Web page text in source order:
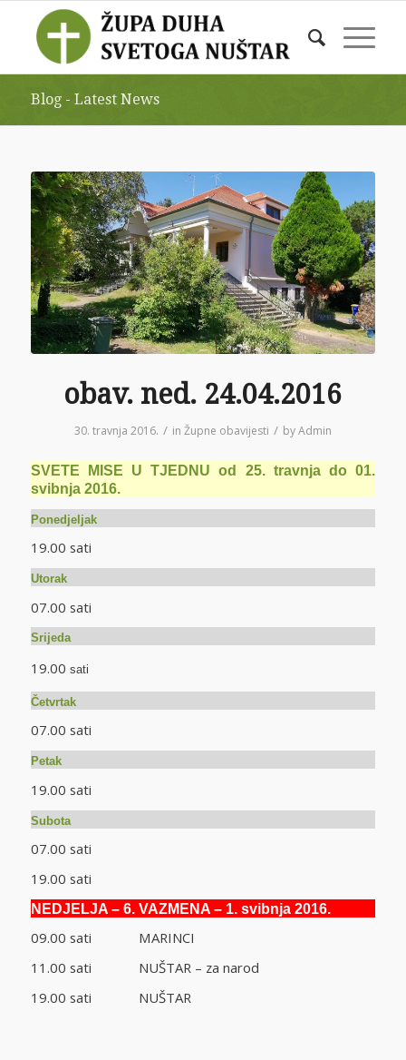
Blog - Latest News
obav. ned. 24.04.2016
30. travnja 2016. / in Župne obavijesti / byAdmin
SVETE MISE U TJEDNU od 25. travnja do 01.
svibnja 2016.
Ponedjeljak
19.00 sati
Utorak
07.00 sati
Srijeda
19.00 sati
Četvrtak
07.00 sati
Petak
19.00 sati
Subota
07.00 sati
19.00 sati
NEDJELJA – 6. VAZMENA – 1. svibnja 2016.
09.00 sati MARINCI
11.00 sati NUŠTAR – za narod
19.00 sati NUŠTAR